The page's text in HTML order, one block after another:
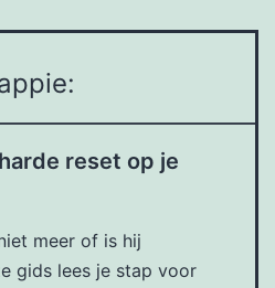
reset op je
meer of is hij
gids lees je stap voor